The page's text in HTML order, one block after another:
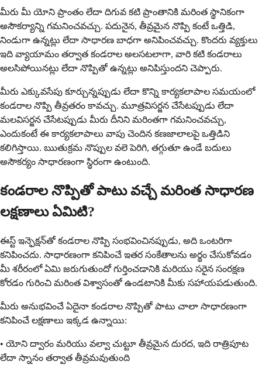
మీరు మీ యోని ప్రాంతం లేదా దిగువ కటి ప్రాంతానికి మరింత స్థానికంగా
అసౌకర్యాన్ని గమనించవచ్చు. పదునైన, తీవ్రమైన నొప్పి కంటే ఒత్తిడి,
నిండుగా ఉన్నట్లు లేదా సాధారణ బాధగా అనిపించవచ్చు. కొందరు వ్యక్తులు
ఇది వ్యాయామం తర్వాత కండరాల అలసటలాగా, వారి కటి కండరాలు
అలసిపోయినట్లు లేదా నొప్పితో ఉన్నట్లు అనిపిస్తుందని చెప్పారు.
మీరు ఎక్కువసేపు కూర్చున్నప్పుడు లేదా కొన్ని కార్యకలాపాల సమయంలో
కండరాల నొప్పి తీవ్రతరం కావచ్చు. మూత్రవిసర్జన చేసేటప్పుడు లేదా
మలవిసర్జన చేసేటప్పుడు మీరు దీనిని మరింతగా గమనించవచ్చు,
ఎందుకంటే ఈ కార్యకలాపాలు వాపు చెందిన కణజాలాలపై ఒత్తిడిని
కలిగిస్తాయి. ఋతుక్రమ నొప్పుల వలె పెరిగి, తగ్గుతూ ఉండే బదులు
అసౌకర్యం సాధారణంగా స్థిరంగా ఉంటుంది.
కండరాల నొప్పితో పాటు వచ్చే మరింత సాధారణ
లక్షణాలు ఏమిటి?
ఈస్ట్ ఇన్ఫెక్షన్‌తో కండరాల నొప్పి సంభవించినప్పుడు, అది ఒంటరిగా
కనిపించదు. సాధారణంగా కనిపించే ఇతర సంకేతాలను అర్థం చేసుకోవడం
మీ శరీరంలో ఏమి జరుగుతుందో గుర్తించడానికి మరియు సరైన సంరక్షణ
కోరడం గురించి మరింత విశ్వాసంతో ఉండటానికి మీకు సహాయపడుతుంది.
మీరు అనుభవించే ఏదైనా కండరాల నొప్పితో పాటు చాలా సాధారణంగా
కనిపించే లక్షణాలు ఇక్కడ ఉన్నాయి:
• యోని ద్వారం మరియు వల్వా చుట్టూ తీవ్రమైన దురద, ఇది రాత్రిపూట
లేదా స్నానం తర్వాత తీవ్రమవుతుంది